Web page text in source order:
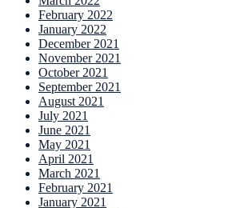
February 2022
January 2022
December 2021
November 2021
October 2021
September 2021
August 2021
July 2021
June 2021
May 2021
April 2021
March 2021
February 2021
January 2021